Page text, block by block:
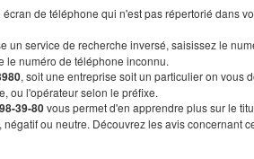
de téléphone qui n'est pas répertorié dans
un service de recherche inversé, saisissez le
le numéro de téléphone inconnu.
, soit une entreprise soit un particulier on vous
ou l'opérateur selon le préfixe.
39-80vous permet d'en apprendre plus sur le
ou neutre. Découvrez les avis concernant